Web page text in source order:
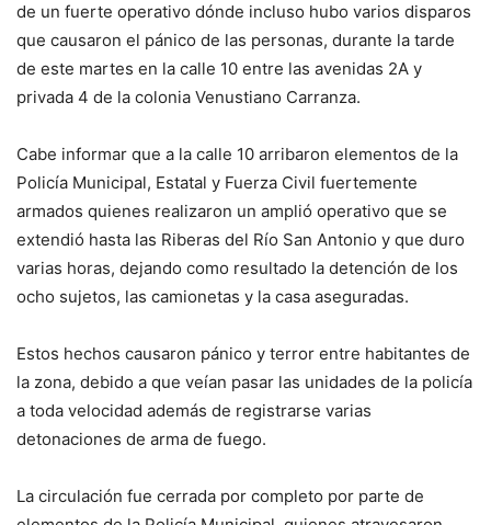
de un fuerte operativo dónde incluso hubo varios disparos
que causaron el pánico de las personas, durante la tarde
de este martes en la calle 10 entre las avenidas 2A y
privada 4 de la colonia Venustiano Carranza.
Cabe informar que a la calle 10 arribaron elementos de la
Policía Municipal, Estatal y Fuerza Civil fuertemente
armados quienes realizaron un amplió operativo que se
extendió hasta las Riberas del Río San Antonio y que duro
varias horas, dejando como resultado la detención de los
ocho sujetos, las camionetas y la casa aseguradas.
Estos hechos causaron pánico y terror entre habitantes de
la zona, debido a que veían pasar las unidades de la policía
a toda velocidad además de registrarse varias
detonaciones de arma de fuego.
La circulación fue cerrada por completo por parte de